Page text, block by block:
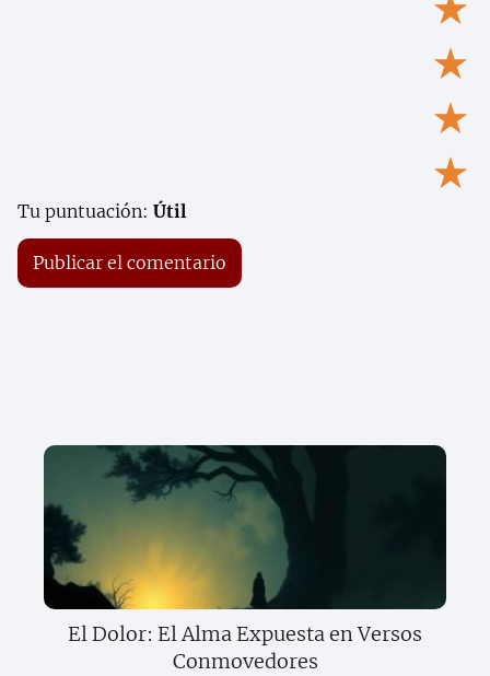
★
★
★
Tu puntuación: Útil
El Dolor: El Alma Expuesta en Versos
Conmovedores